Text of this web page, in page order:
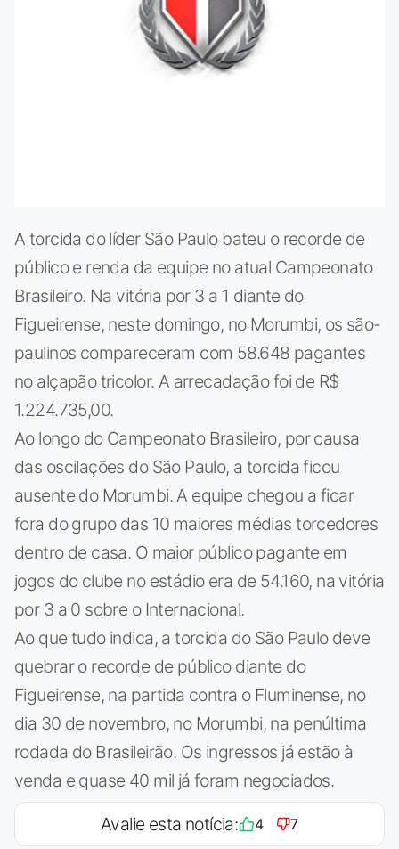
A torcida do líder São Paulo bateu o recorde de
público e renda da equipe no atual Campeonato
Brasileiro. Na vitória por 3 a 1 diante do
Figueirense, neste domingo, no Morumbi, os são-
paulinos compareceram com 58.648 pagantes
no alçapão tricolor. A arrecadação foi de R$
1.224.735,00.
Ao longo do Campeonato Brasileiro, por causa
das oscilações do São Paulo, a torcida ficou
ausente do Morumbi. A equipe chegou a ficar
fora do grupo das 10 maiores médias torcedores
dentro de casa. O maior público pagante em
jogos do clube no estádio era de 54.160, na vitória
por 3 a 0 sobre o Internacional.
Ao que tudo indica, a torcida do São Paulo deve
quebrar o recorde de público diante do
Figueirense, na partida contra o Fluminense, no
dia 30 de novembro, no Morumbi, na penúltima
rodada do Brasileirão. Os ingressos já estão à
venda e quase 40 mil já foram negociados.
Avalie esta notícia: 4 7